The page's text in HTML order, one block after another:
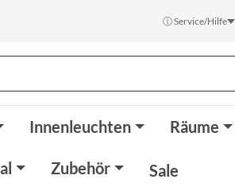
ⓘ Service/Hilfe
Innenleuchten Räume
Zubehör Sale